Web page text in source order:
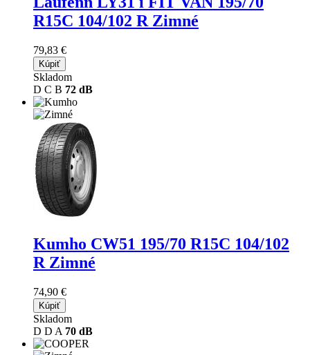
R15C 104/102 R Zimné
79,83 €
Kúpiť
Skladom
D C B 72 dB
Kumho CW51 195/70 R15C 104/102
R Zimné
74,90 €
Kúpiť
Skladom
D D A 70 dB